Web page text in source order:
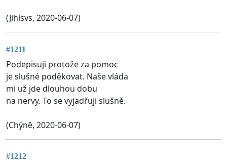
(Jihlsvs, 2020-06-07)
#1211
Podepisuji protože za pomoc
je slušné poděkovat. Naše vláda
mi už jde dlouhou dobu
na nervy. To se vyjadřuji slušně.
(Chýně, 2020-06-07)
#1212